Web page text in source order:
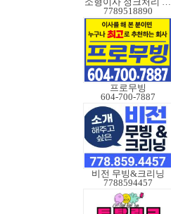
7789518890
프로무빙
604-700-7887
비전 무빙&크리닝
7788594457